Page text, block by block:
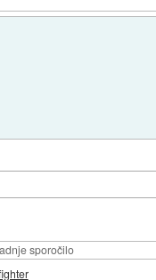
sporočilo